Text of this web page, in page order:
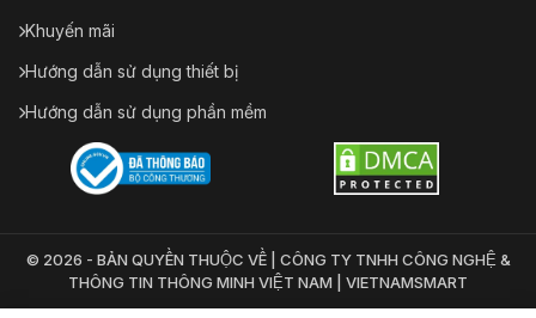
Khuyến mãi
Hướng dẫn sử dụng thiết bị
Hướng dẫn sử dụng phần mềm
© 2026 - BẢN QUYỀN THUỘC VỀ | CÔNG TY TNHH CÔNG NGHỆ &
THÔNG TIN THÔNG MINH VIỆT NAM | VIETNAMSMART